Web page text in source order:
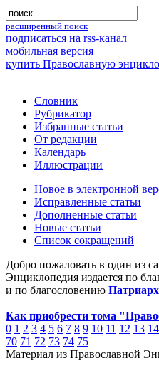
расширенный поиск
подписаться на rss-канал
мобильная версия
купить Православную
Словник
Рубрикатор
Избранные статьи
От редакции
Календарь
Иллюстрации
Новое в электронной
Исправленные статьи
Дополненные статьи
Новые статьи
Список сокращений
Добро пожаловать в один из
Энциклопедия издается по
и по благословению
Как приобрести тома
0 1 2 3 4 5 6 7 8 9 10 11 12 13 14
70 71 72 73 74 75
Материал из Православной